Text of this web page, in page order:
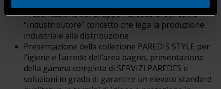
Presentazione del Gruppo Paredes Orapi come
“Industributore” concetto che lega la produzione
industriale alla distribuzione
Presentazione della collezione PAREDIS STYLE per
l’igiene e l’arredo dell’area bagno, presentazione
della gamma completa di SERVIZI PAREDES e
soluzioni in grado di garantire un elevato standard